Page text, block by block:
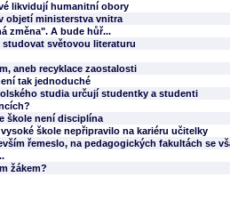
likvidují humanitní obory
objetí ministerstva vnitra
změna". A bude hůř...
studovat světovou literaturu
aneb recyklace zaostalosti
tak jednoduché
studia určují studentky a studenti
škole není disciplína
škole nepřipravilo na kariéru učitelky
řemeslo, na pedagogických fakultách se
žákem?